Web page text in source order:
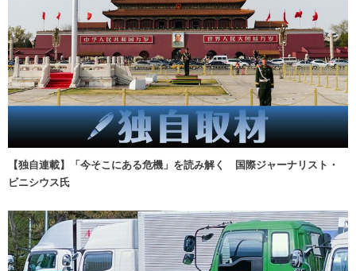
【独自連載】「今そこにある危機」を読み解く 国際ジャーナリスト・
ビニシウス氏